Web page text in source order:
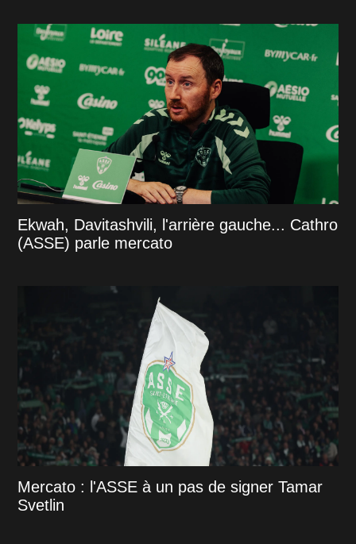
Ekwah, Davitashvili, l'arrière gauche... Cathro
(ASSE) parle mercato
Mercato : l'ASSE à un pas de signer Tamar
Svetlin